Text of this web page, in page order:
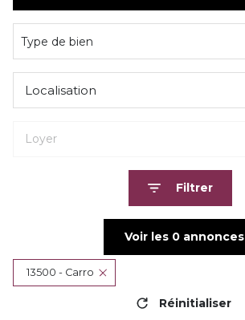
De l'immo pro
Type de bien
Localisation
Loyer
Filtrer
Voir les 0annonces
13500 - Carro
Réinitialiser